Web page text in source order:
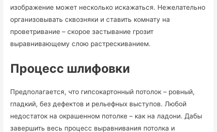
изображение может несколько искажаться. Нежелательно
организовывать сквозняки и ставить комнату на
проветривание – скорое застывание грозит
выравнивающему слою растрескиванием.
Процесс шлифовки
Предполагается, что гипсокартонный потолок – ровный,
гладкий, без дефектов и рельефных выступов. Любой
недостаток на окрашенном потолке – как на ладони. Дабы
завершить весь процесс выравнивания потолка и